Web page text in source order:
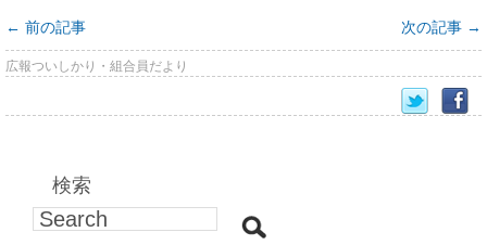
← 前の記事 次の記事 →
広報ついしかり・組合員だより
検索